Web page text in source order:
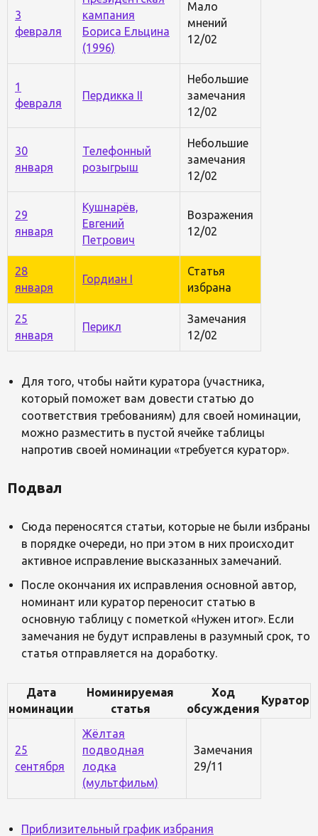
3
февраля
кампания
Бориса Ельцина
(1996)
Мало
мнений
12/02
1
февраля
Пердикка II
Небольшие
замечания
12/02
30
января
Телефонный
розыгрыш
Небольшие
замечания
12/02
29
января
Кушнарёв,
Евгений
Петрович
Возражения
12/02
28
января
Гордиан I
Статья
избрана
25
января
Перикл
Замечания
12/02
Для того, чтобы найти куратора (участника,
который поможет вам довести статью до
соответствия требованиям) для своей номинации,
можно разместить в пустой ячейке таблицы
напротив своей номинации «требуется куратор».
Подвал
Сюда переносятся статьи, которые не были избраны
в порядке очереди, но при этом в них происходит
активное исправление высказанных замечаний.
После окончания их исправления основной автор,
номинант или куратор переносит статью в
основную таблицу с пометкой «Нужен итог». Если
замечания не будут исправлены в разумный срок, то
статья отправляется на доработку.
Дата
номинации
Номинируемая
статья
Ход
обсуждения
Куратор
25
сентября
Жёлтая
подводная
лодка
(мультфильм)
Замечания
29/11
Приблизительный график избрания